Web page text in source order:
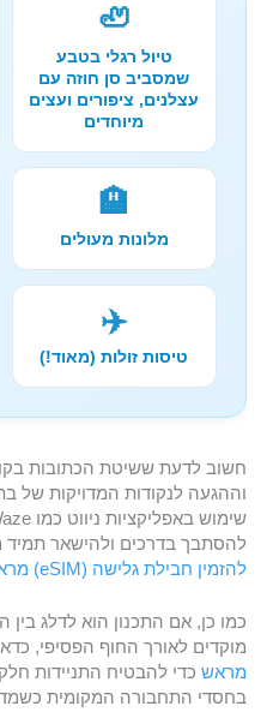
🦥
טיול רגלי בטבע
שמסביב סן חוזה עם
עצלנים, ציפורים ועצים
מיוחדים
🏨
מלונות מעולים
✈️
טיסות זולות (מאוד!)
חשוב לדעת ששיטת הכתובות
וההגעה לנקודות המדויקות של
להסתבך בדרכים ולהישאר תמיד
להזמין חבילת גלישה (eSIM) מראש
כמו כן, אם התכנון הוא לדלג
מוקדים לאורך החוף הפסיפי,
מראש כדי להבטיח התניידות
בחסדי התחבורה המקומית